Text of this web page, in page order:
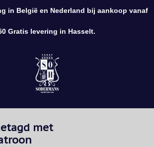
met
in België en Nederland bij aankoop vanaf
Gratis levering in Hasselt.